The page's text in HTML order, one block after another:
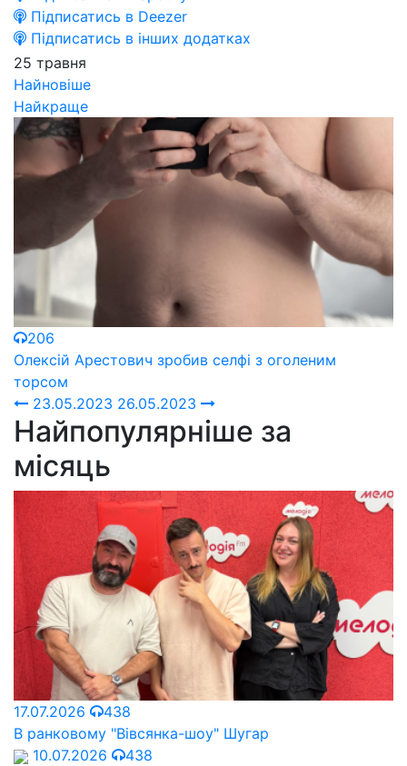
Підписатись в Deezer
Підписатись в інших додатках
25 травня
Найновіше
Найкраще
206
Олексій Арестович зробив селфі з оголеним
торсом
23.05.2023 26.05.2023
Найпопулярніше за
місяць
17.07.2026
438
В ранковому "Вівсянка-шоу" Шугар
10.07.2026
438